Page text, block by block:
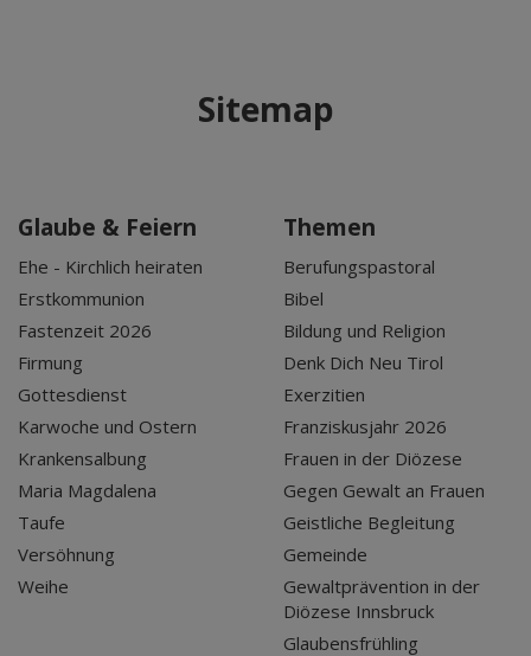
Sitemap
Glaube & Feiern
Ehe - Kirchlich heiraten
Erstkommunion
Fastenzeit 2026
Firmung
Gottesdienst
Karwoche und Ostern
Krankensalbung
Maria Magdalena
Taufe
Versöhnung
Weihe
Themen
Berufungspastoral
Bibel
Bildung und Religion
Denk Dich Neu Tirol
Exerzitien
Franziskusjahr 2026
Frauen in der Diözese
Gegen Gewalt an Frauen
Geistliche Begleitung
Gemeinde
Gewaltprävention in der
Diözese Innsbruck
Glaubensfrühling